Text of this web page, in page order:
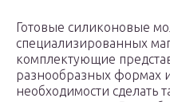
Готовые силиконовые
специализированных
комплектующие
разнообразных формах
необходимости